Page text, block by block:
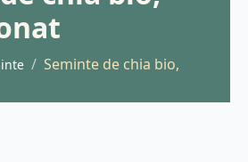
Seminte de chia bio,